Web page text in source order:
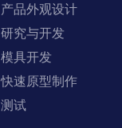
产品外观设计
研究与开发
模具开发
快速原型制作
测试